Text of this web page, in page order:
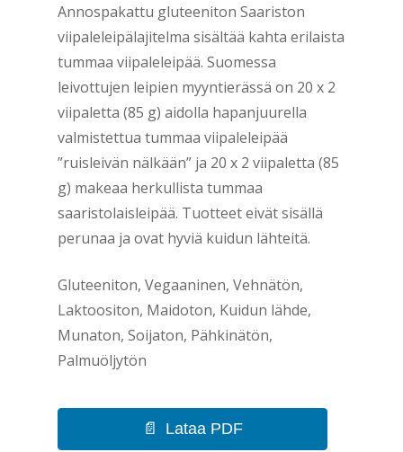
Annospakattu gluteeniton Saariston
viipaleleipälajitelma sisältää kahta erilaista
tummaa viipaleleipää. Suomessa
leivottujen leipien myyntierässä on 20 x 2
viipaletta (85 g) aidolla hapanjuurella
valmistettua tummaa viipaleleipää
”ruisleivän nälkään” ja 20 x 2 viipaletta (85
g) makeaa herkullista tummaa
saaristolaisleipää. Tuotteet eivät sisällä
perunaa ja ovat hyviä kuidun lähteitä.
Gluteeniton, Vegaaninen, Vehnätön,
Laktoositon, Maidoton, Kuidun lähde,
Munaton, Soijaton, Pähkinätön,
Palmuöljytön
Lataa PDF